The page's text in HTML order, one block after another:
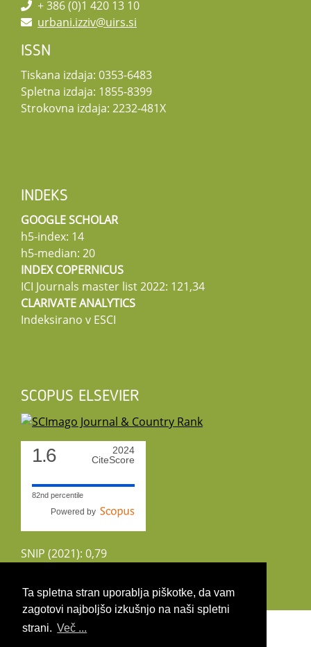
Ta spletna stran uporablja piškotke, da vam
zagotovi najboljšo izkušnjo na naši spletni
strani. Več ...
+ 386 (0)1 420 13 10
urbani.izziv@uirs.si
ISSN
Tiskana izdaja: 0353-6483
Spletna izdaja: 1855-8399
Strokovna izdaja: 2232-481X
INDEKS
GOOGLE SCHOLAR
h5-index: 14
h5-median: 20
INDEX COPERNICUS
ICI Journals master list 2022: 121,34
CLARIVATE ANALYTICS
Indeksirano v ESCI
SCOPUS ELSEVIER
1.6
2024
CiteScore
82nd percentile
Powered by
SNIP (2021): 0,79